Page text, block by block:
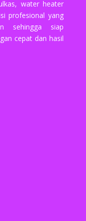
water heater
profesional yang
sehingga siap
cepat dan hasil